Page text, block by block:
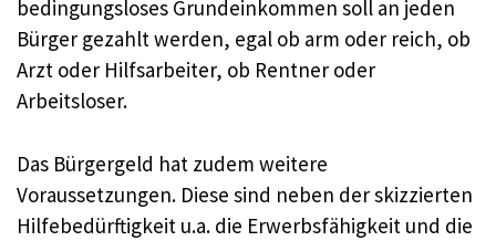
bedingungsloses Grundeinkommen soll an jeden
Bürger gezahlt werden, egal ob arm oder reich, ob
Arzt oder Hilfsarbeiter, ob Rentner oder
Arbeitsloser.
Das Bürgergeld hat zudem weitere
Voraussetzungen. Diese sind neben der skizzierten
Hilfebedürftigkeit u.a. die Erwerbsfähigkeit und die